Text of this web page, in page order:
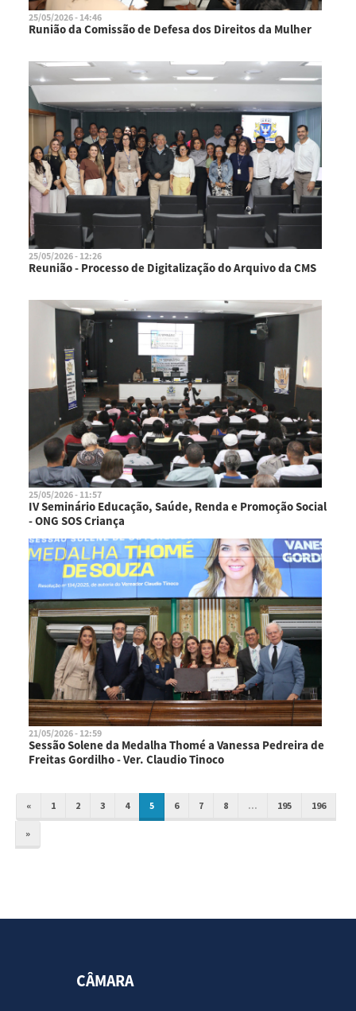
25/05/2026 - 14:46
Runião da Comissão de Defesa dos Direitos da Mulher
25/05/2026 - 12:26
Reunião - Processo de Digitalização do Arquivo da CMS
25/05/2026 - 11:57
IV Seminário Educação, Saúde, Renda e Promoção Social
- ONG SOS Criança
21/05/2026 - 12:59
Sessão Solene da Medalha Thomé a Vanessa Pedreira de
Freitas Gordilho - Ver. Claudio Tinoco
« 1 2 3 4 5 6 7 8 ... 195 196
»
CÂMARA